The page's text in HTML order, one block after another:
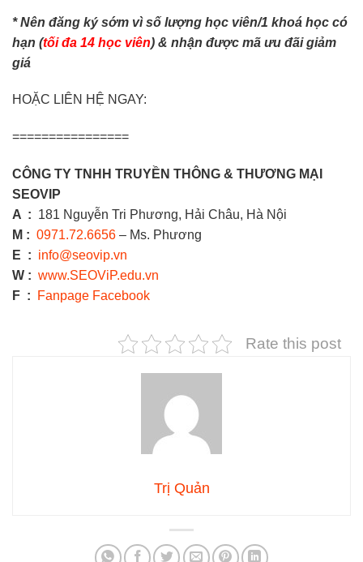
* Nên đăng ký sớm vì số lượng học viên/1 khoá học có
hạn (tối đa 14 học viên) & nhận được mã ưu đãi giảm
giá
HOẶC LIÊN HỆ NGAY:
================
CÔNG TY TNHH TRUYỀN THÔNG & THƯƠNG MẠI
SEOVIP
A : 181 Nguyễn Tri Phương, Hải Châu, Hà Nội
M : 0971.72.6656 – Ms. Phương
E : info@seovip.vn
W : www.SEOViP.edu.vn
F :
Fanpage Facebook
Rate this post
Trị Quản